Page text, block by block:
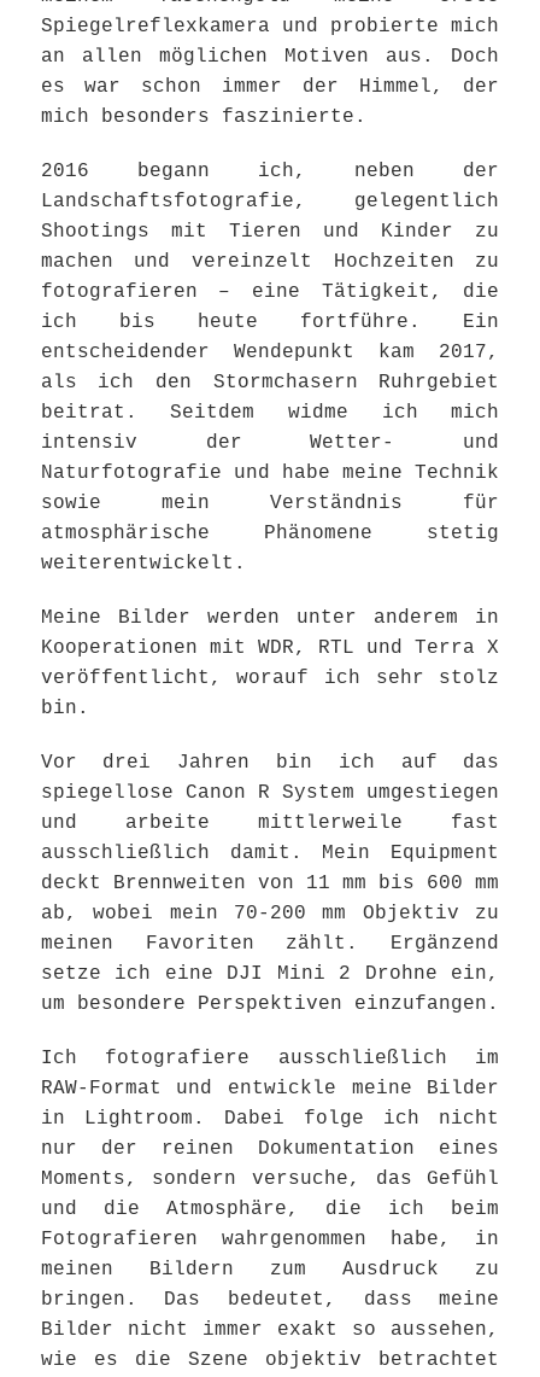
Spiegelreflexkamera und probierte mich
an allen möglichen Motiven aus. Doch
es war schon immer der Himmel, der
mich besonders faszinierte.
2016 begann ich, neben der
Landschaftsfotografie, gelegentlich
Shootings mit Tieren und Kinder zu
machen und vereinzelt Hochzeiten zu
fotografieren – eine Tätigkeit, die
ich bis heute fortführe. Ein
entscheidender Wendepunkt kam 2017,
als ich den Stormchasern Ruhrgebiet
beitrat. Seitdem widme ich mich
intensiv der Wetter- und
Naturfotografie und habe meine Technik
sowie mein Verständnis für
atmosphärische Phänomene stetig
weiterentwickelt.
Meine Bilder werden unter anderem in
Kooperationen mit WDR, RTL und Terra X
veröffentlicht, worauf ich sehr stolz
bin.
Vor drei Jahren bin ich auf das
spiegellose Canon R System umgestiegen
und arbeite mittlerweile fast
ausschließlich damit. Mein Equipment
deckt Brennweiten von 11 mm bis 600 mm
ab, wobei mein 70-200 mm Objektiv zu
meinen Favoriten zählt. Ergänzend
setze ich eine DJI Mini 2 Drohne ein,
um besondere Perspektiven einzufangen.
Ich fotografiere ausschließlich im
RAW-Format und entwickle meine Bilder
in Lightroom. Dabei folge ich nicht
nur der reinen Dokumentation eines
Moments, sondern versuche, das Gefühl
und die Atmosphäre, die ich beim
Fotografieren wahrgenommen habe, in
meinen Bildern zum Ausdruck zu
bringen. Das bedeutet, dass meine
Bilder nicht immer exakt so aussehen,
wie es die Szene objektiv betrachtet